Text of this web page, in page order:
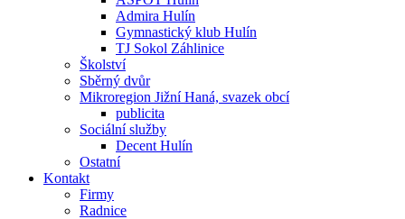
Admira Hulín
Gymnastický klub Hulín
TJ Sokol Záhlinice
Školství
Sběrný dvůr
Mikroregion Jižní Haná, svazek obcí
publicita
Sociální služby
Decent Hulín
Ostatní
Kontakt
Firmy
Radnice